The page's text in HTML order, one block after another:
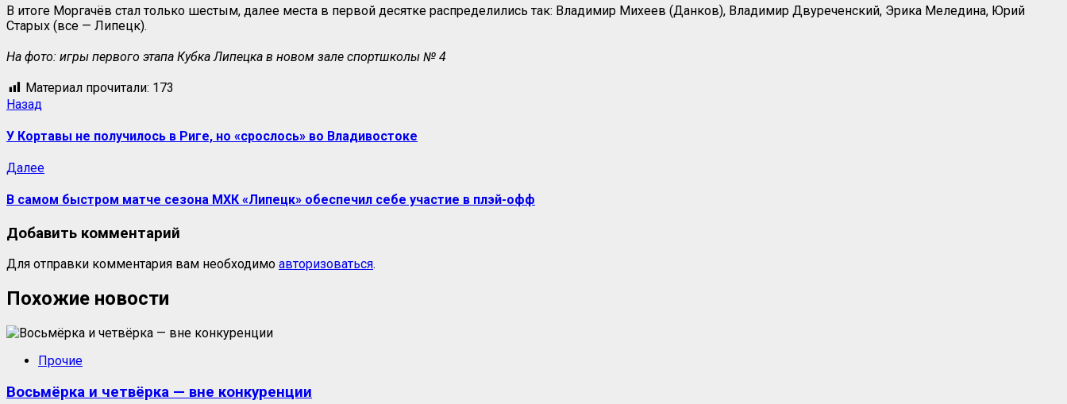
В итоге Моргачёв стал только шестым, далее места в первой десятке распределились так: Владимир Михеев (Данков), Владимир Двуреченский, Эрика Меледина, Юрий
Старых (все — Липецк).
На фото: игры первого этапа Кубка Липецка в новом зале спортшколы № 4
Материал прочитали: 173
Назад
У Кортавы не получилось в Риге, но «срослось» во Владивостоке
Далее
В самом быстром матче сезона МХК «Липецк» обеспечил себе участие в плэй-офф
Добавить комментарий
Для отправки комментария вам необходимо авторизоваться.
Похожие новости
Прочие
Восьмёрка и четвёрка — вне конкуренции